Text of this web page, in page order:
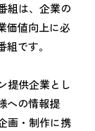
組は、企業の
価値向上に必
です。
提供企業とし
への情報提
画・制作に携